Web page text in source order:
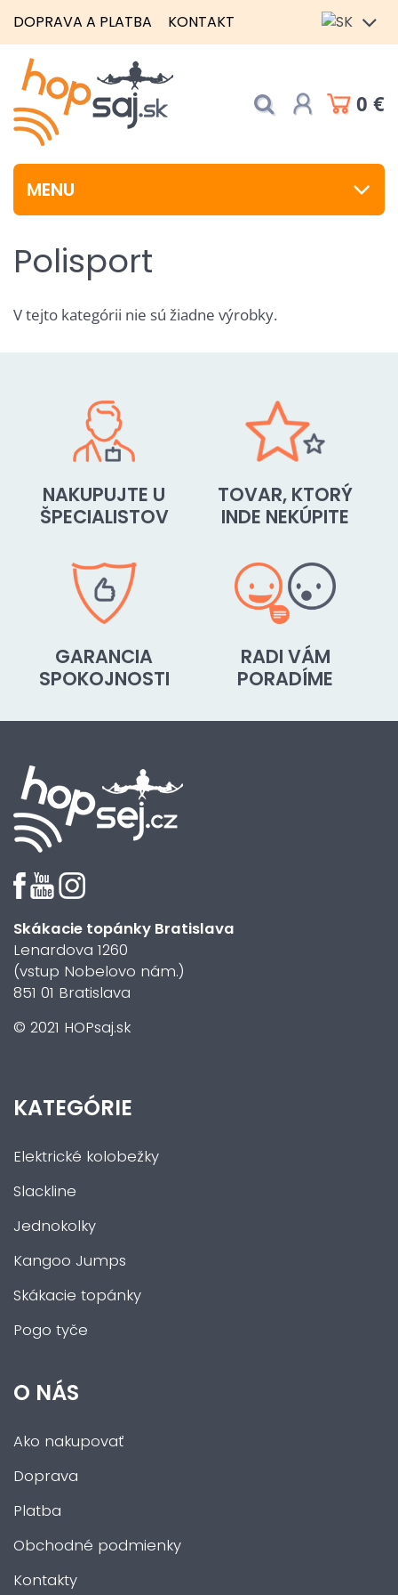
DOPRAVA A PLATBA KONTAKT
0 €
MENU
Polisport
V tejto kategórii nie sú žiadne výrobky.
NAKUPUJTE U
ŠPECIALISTOV
TOVAR, KTORÝ
INDE NEKÚPITE
GARANCIA
SPOKOJNOSTI
RADI VÁM
PORADÍME
Skákacie topánky Bratislava
Lenardova 1260
(vstup Nobelovo nám.)
851 01 Bratislava
© 2021 HOPsaj.sk
KATEGÓRIE
Elektrické kolobežky
Slackline
Jednokolky
Kangoo Jumps
Skákacie topánky
Pogo tyče
O NÁS
Ako nakupovať
Doprava
Platba
Obchodné podmienky
Kontakty